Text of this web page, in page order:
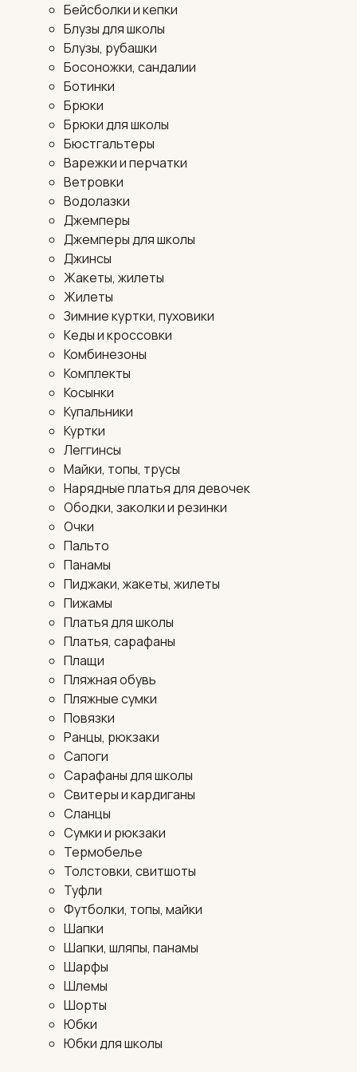
Бейсболки и кепки
Блузы для школы
Блузы, рубашки
Босоножки, сандалии
Ботинки
Брюки
Брюки для школы
Бюстгальтеры
Варежки и перчатки
Ветровки
Водолазки
Джемперы
Джемперы для школы
Джинсы
Жакеты, жилеты
Жилеты
Зимние куртки, пуховики
Кеды и кроссовки
Комбинезоны
Комплекты
Косынки
Купальники
Куртки
Леггинсы
Майки, топы, трусы
Нарядные платья для девочек
Ободки, заколки и резинки
Очки
Пальто
Панамы
Пиджаки, жакеты, жилеты
Пижамы
Платья для школы
Платья, сарафаны
Плащи
Пляжная обувь
Пляжные сумки
Повязки
Ранцы, рюкзаки
Сапоги
Сарафаны для школы
Свитеры и кардиганы
Сланцы
Сумки и рюкзаки
Термобелье
Толстовки, свитшоты
Туфли
Футболки, топы, майки
Шапки
Шапки, шляпы, панамы
Шарфы
Шлемы
Шорты
Юбки
Юбки для школы